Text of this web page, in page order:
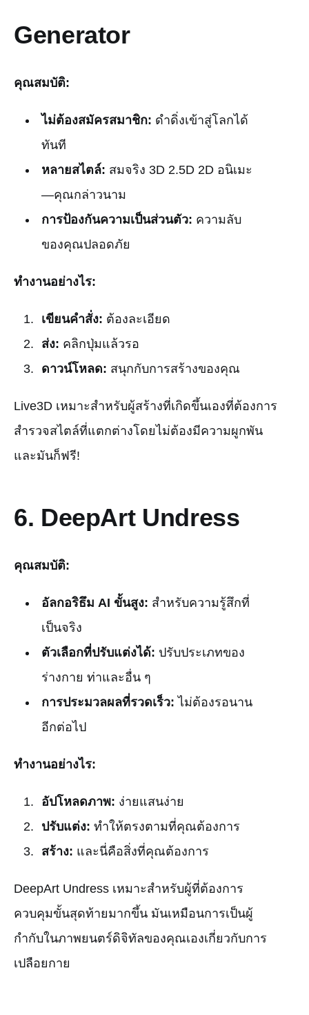
Generator
คุณสมบัติ:
ไม่ต้องสมัครสมาชิก: ดำดิ่งเข้าสู่โลกได้
ทันที
หลายสไตล์: สมจริง 3D 2.5D 2D อนิเมะ
—คุณกล่าวนาม
การป้องกันความเป็นส่วนตัว: ความลับ
ของคุณปลอดภัย
ทำงานอย่างไร:
เขียนคำสั่ง: ต้องละเอียด
ส่ง: คลิกปุ่มแล้วรอ
ดาวน์โหลด: สนุกกับการสร้างของคุณ
Live3D เหมาะสำหรับผู้สร้างที่เกิดขึ้นเองที่ต้องการ
สำรวจสไตล์ที่แตกต่างโดยไม่ต้องมีความผูกพัน
และมันก็ฟรี!
6. DeepArt Undress
คุณสมบัติ:
อัลกอริธึม AI ขั้นสูง: สำหรับความรู้สึกที่
เป็นจริง
ตัวเลือกที่ปรับแต่งได้: ปรับประเภทของ
ร่างกาย ท่าและอื่น ๆ
การประมวลผลที่รวดเร็ว: ไม่ต้องรอนาน
อีกต่อไป
ทำงานอย่างไร:
อัปโหลดภาพ: ง่ายแสนง่าย
ปรับแต่ง: ทำให้ตรงตามที่คุณต้องการ
สร้าง: และนี่คือสิ่งที่คุณต้องการ
DeepArt Undress เหมาะสำหรับผู้ที่ต้องการ
ควบคุมขั้นสุดท้ายมากขึ้น มันเหมือนการเป็นผู้
กำกับในภาพยนตร์ดิจิทัลของคุณเองเกี่ยวกับการ
เปลือยกาย